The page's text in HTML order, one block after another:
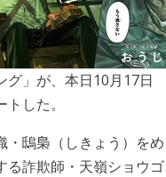
グ」が、本日10月17日
した。
・鴟梟（しきょう）をめ
る詐欺師・天嶺ショウゴ